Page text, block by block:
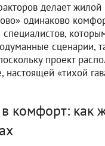
делает
одинаково
сценарии,
проект
настоящей «тихой
комфорт: как